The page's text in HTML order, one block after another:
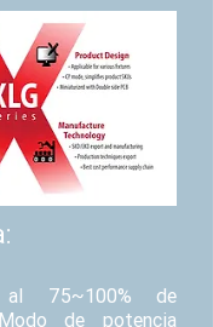
:
al 75~100% de
de potencia